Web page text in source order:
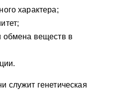
характера;
обмена веществ в
служит генетическая